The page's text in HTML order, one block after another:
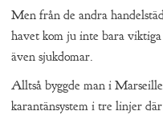
Men från de andra
havet kom ju inte bara
även sjukdomar.
Alltså byggde man i
karantänsystem i tre linjer där